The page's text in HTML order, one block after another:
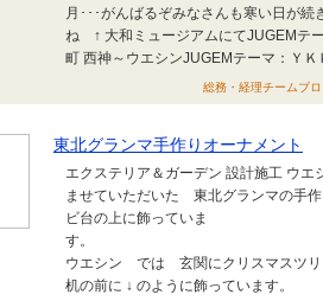
月･･･がんばるぞみなさんも寒い日が
ね ↑ 大和ミュージアムにてJUGEMテ
町 西神～ウエシンJUGEMテーマ：ＹＫ
総務・経理チームブ
東北グランマ手作りオーナメント
エクステリア＆ガーデン 設計施工 ウ
ませていただいた 東北グランマの手
ビ台の上に飾っていま
ウエシン では 玄関にクリスマス
机の前に ↓ のように飾っています。